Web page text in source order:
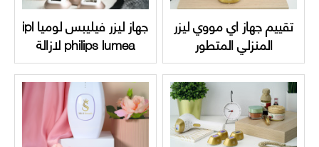
تقييم جهاز اي مووي ليزر
المنزلي المتطور
جهاز ليزر فيليبس لوميا ipl
philips lumea لازالة
الشعر | دليل متكامل